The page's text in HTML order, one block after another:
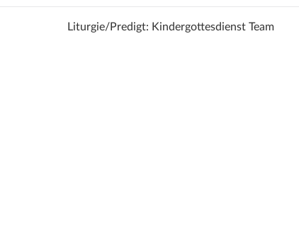
Liturgie/Predigt: Kindergottesdienst Team